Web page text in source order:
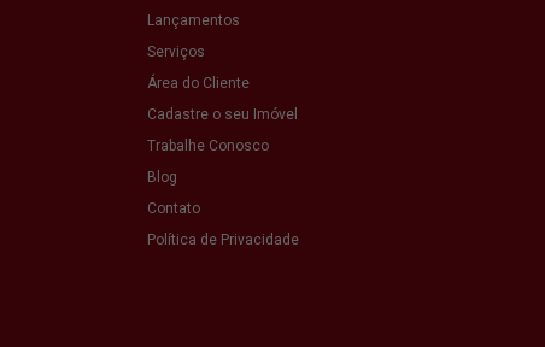
Lançamentos
Serviços
Área do Cliente
Cadastre o seu Imóvel
Trabalhe Conosco
Blog
Contato
Política de Privacidade